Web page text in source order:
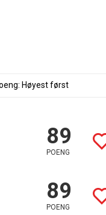
89
POENG
89
POENG